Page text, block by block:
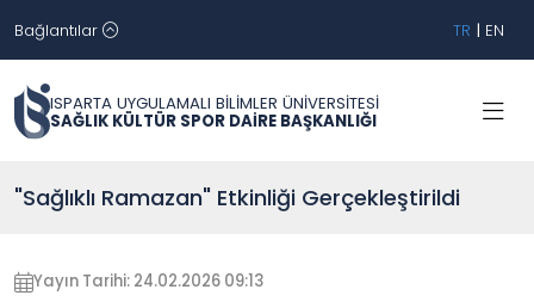
Bağlantılar TR | EN
ISPARTA UYGULAMALI BİLİMLER ÜNİVERSİTESİ
SAĞLIK KÜLTÜR SPOR DAİRE BAŞKANLIĞI
"Sağlıklı Ramazan" Etkinliği Gerçekleştirildi
Yayın Tarihi: 24.02.2026 09:13